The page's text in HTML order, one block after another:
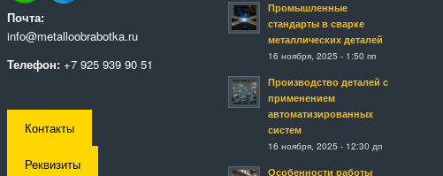
Почта:
info@metalloobrabotka.ru
Телефон: +7 925 939 90 51
Контакты
Реквизиты
Промышленные
стандарты в сварке
металлических деталей
16 ноября, 2025 - 1:50 пп
Производство деталей с
применением
автоматизированных
систем
16 ноября, 2025 - 12:30 дп
Особенности работы